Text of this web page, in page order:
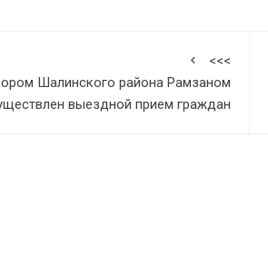
<<<
Шалинского района Рамзаном
выездной прием граждан